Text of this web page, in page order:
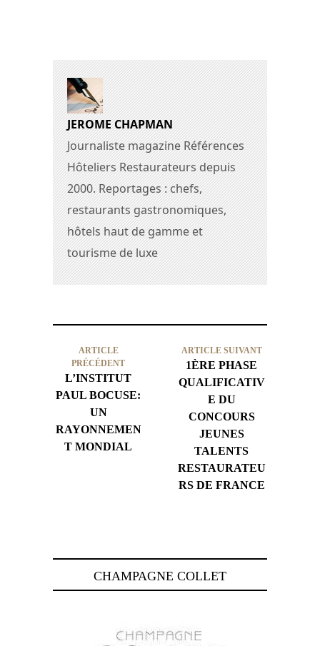
JEROME CHAPMAN
Journaliste magazine Références
Hôteliers Restaurateurs depuis
2000. Reportages : chefs,
restaurants gastronomiques,
hôtels haut de gamme et
tourisme de luxe
ARTICLE
PRÉCÉDENT
L’INSTITUT
PAUL BOCUSE:
UN
RAYONNEMEN
T MONDIAL
ARTICLE SUIVANT
1ÈRE PHASE
QUALIFICATIV
E DU
CONCOURS
JEUNES
TALENTS
RESTAURATEU
RS DE FRANCE
CHAMPAGNE COLLET